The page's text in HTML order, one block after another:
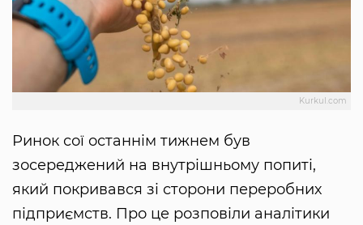
Kurkul.com
Ринок сої останнім тижнем був
зосереджений на внутрішньому попиті,
який покривався зі сторони переробних
підприємств. Про це розповіли аналітики